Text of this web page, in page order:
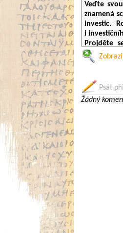
Veďte
znamená
investic.
i
Projděte
sledování
aspekty
výběr
Psát
Žádný